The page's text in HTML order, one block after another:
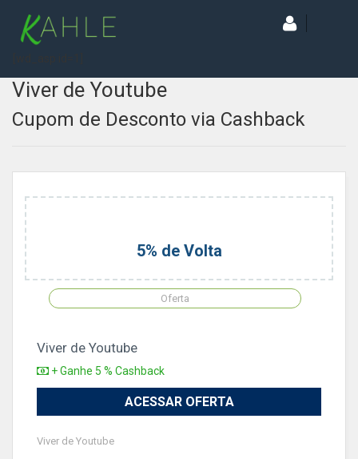
Viver de Youtube
Cupom de Desconto via Cashback
5% de Volta
Oferta
Viver de Youtube
+ Ganhe 5 % Cashback
ACESSAR OFERTA
Viver de Youtube